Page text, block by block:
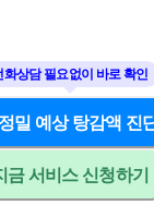
밀 예상 탕감액 진
금 서비스 신청하기